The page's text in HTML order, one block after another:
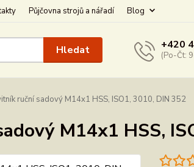
Půjčovna strojů a nářadí Blog
Hledat +420
(Po-Čt:
ruční sadový M14x1 HSS, ISO1, 3010, DIN 352
M14x1 HSS,